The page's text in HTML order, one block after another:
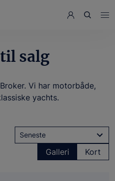
salg
Vi har motorbåde,
yachts.
Seneste
Galleri Kort